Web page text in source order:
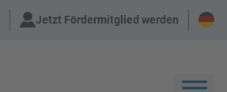
Jetzt Fördermitglied werden